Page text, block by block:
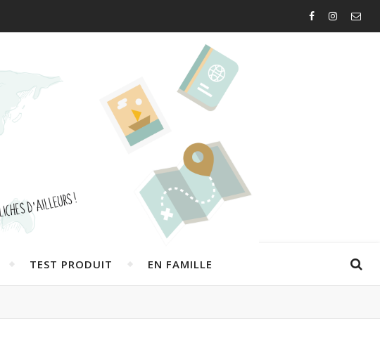
TEST PRODUIT EN FAMILLE